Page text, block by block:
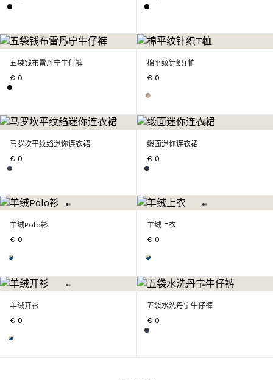
五袋钱布雷丹宁牛仔裤
€ 0
棉平纹针织T恤
€ 0
马罗坎平纹绉迷你连衣裙
€ 0
缎面迷你连衣裙
€ 0
羊绒Polo衫
€ 0
羊绒上衣
€ 0
羊绒开衫
€ 0
五袋水洗丹宁牛仔裤
€ 0